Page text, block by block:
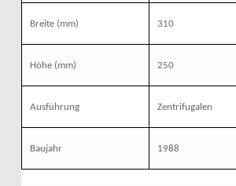
Breite(mm) 310
Höhe(mm) 250
Ausführung Zentrifugalen
Baujahr 1988